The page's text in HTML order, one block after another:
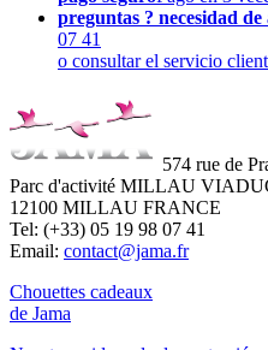
preguntas ? necesidad de
07 41
o consultar el servicio
574 rue de
Parc d'activité MILLAU
12100 MILLAU FRANCE
Tel: (+33) 05 19 98 07 41
Email: contact@jama.fr
Chouettes cadeaux
de Jama